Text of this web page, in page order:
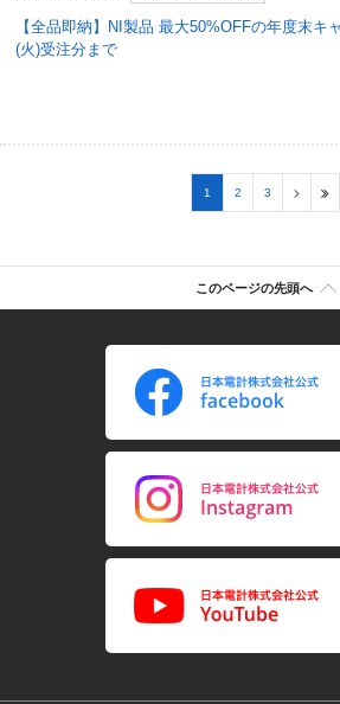
【全品即納】NI製品 最大50%OFFの年度末キ
(火)受注分まで
1 2 3
このページの先頭へ